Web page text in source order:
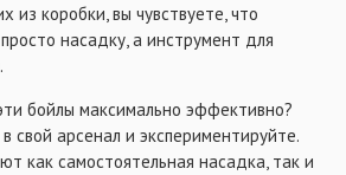
из коробки, вы чувствуете, что
насадку, а инструмент для
бойлы максимально эффективно?
свой арсенал и экспериментируйте.
как самостоятельная насадка, так и